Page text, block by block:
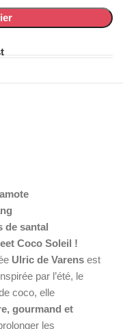
de santal
Coco Soleil !
Ulric de Varens est
par l’été, le
coco, elle
gourmand et
les